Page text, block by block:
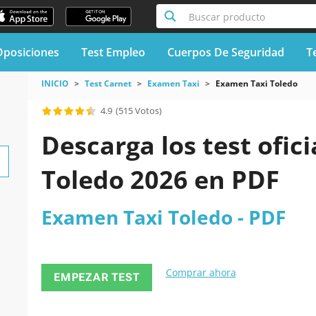
Buscar producto
Test Empleo Cuerpos De Seguridad
INICIO Test Carnet Examen Taxi Examen Taxi Toledo
4.9 (515 Votos)
Descarga los test
Toledo 2026 en PDF
Examen Taxi Toledo - PDF
EMPEZAR TEST Comprar ahora